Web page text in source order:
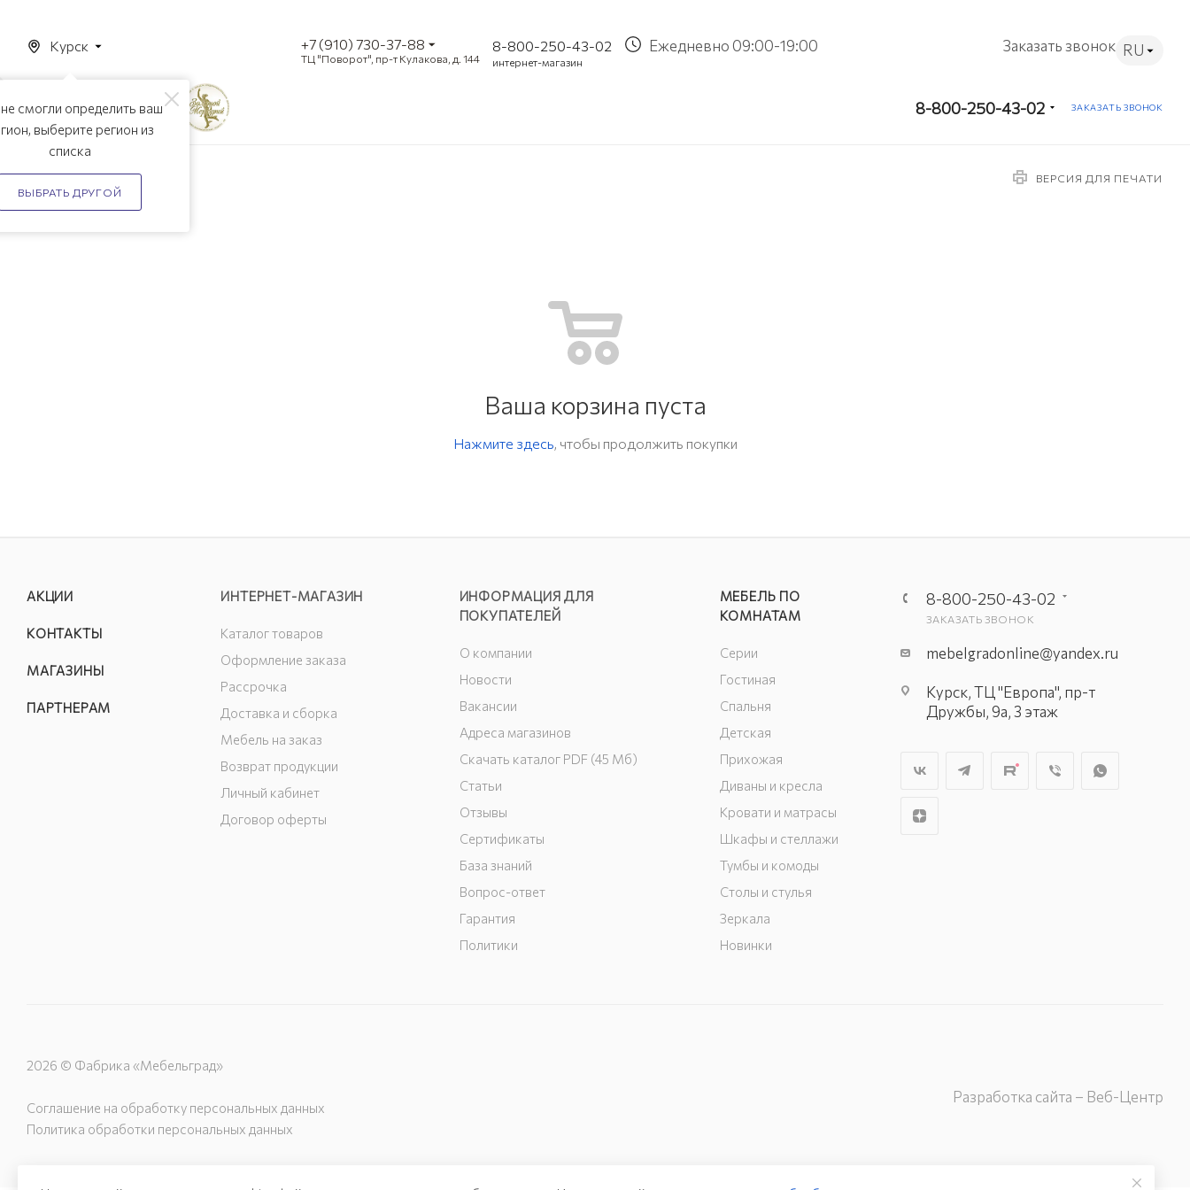
Курск
смогли определить ваш
выберите регион из
списка
ВЫБРАТЬ ДРУГОЙ
+7 (910) 730-37-88
ТЦ "Поворот", пр-т Кулакова, д. 144
8-800-250-43-02
интернет-магазин
Ежедневно 09:00-19:00 Заказать звонок RU
8-800-250-43-02 ЗАКАЗАТЬ ЗВОНОК
ВЕРСИЯ ДЛЯ ПЕЧАТИ
Корзина
Ваша корзина пуста
Нажмите здесь, чтобы продолжить покупки
АКЦИИ
КОНТАКТЫ
МАГАЗИНЫ
ПАРТНЕРАМ
ИНТЕРНЕТ-МАГАЗИН
Каталог товаров
Оформление заказа
Рассрочка
Доставка и сборка
Мебель на заказ
Возврат продукции
Личный кабинет
Договор оферты
ИНФОРМАЦИЯ ДЛЯ
ПОКУПАТЕЛЕЙ
О компании
Новости
Вакансии
Адреса магазинов
Скачать каталог PDF (45 Мб)
Статьи
Отзывы
Сертификаты
База знаний
Вопрос-ответ
Гарантия
Политики
МЕБЕЛЬ ПО
КОМНАТАМ
Серии
Гостиная
Спальня
Детская
Прихожая
Диваны и кресла
Кровати и матрасы
Шкафы и стеллажи
Тумбы и комоды
Столы и стулья
Зеркала
Новинки
8-800-250-43-02
ЗАКАЗАТЬ ЗВОНОК
mebelgradonline@yandex.ru
Курск, ТЦ "Европа", пр-т
Дружбы, 9а, 3 этаж
2026 © Фабрика «Мебельград»
Соглашение на обработку персональных данных
Политика обработки персональных данных
Разработка сайта – Веб-Центр